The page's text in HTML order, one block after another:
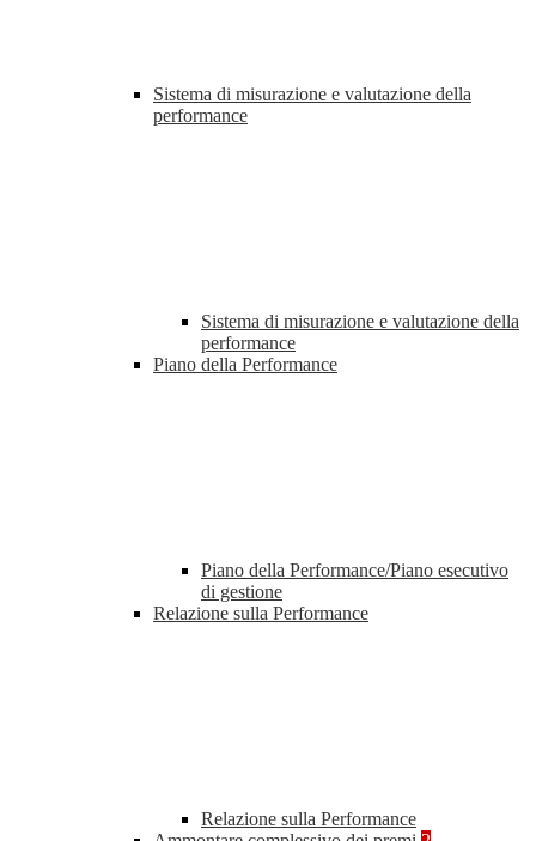
Sistema di misurazione e valutazione della
performance
Sistema di misurazione e valutazione della
performance
Piano della Performance
Piano della Performance/Piano esecutivo
di gestione
Relazione sulla Performance
Relazione sulla Performance